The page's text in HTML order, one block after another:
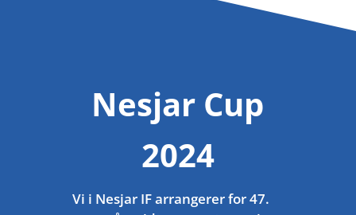
Nesjar Cup
2024
Vi i Nesjar IF arrangerer for 47.